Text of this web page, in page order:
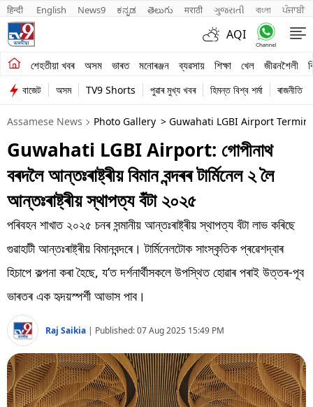
हिन्दी English News9 ಕನ್ನಡ తెలుగు मराठी ગુજરાતી বাংলা ਪੰਜਾਬੀ
AQI
শেহতীয়া খবৰ অসম ভাৰত মনোৰঞ্জন ব্যৱসায় শিক্ষা খেল জীৱনশৈলী
শেহতীয়া খবৰ
অসম
ভাৰত
মনোৰঞ্জন
শিক্ষা
খেল
বিশ্ব
প্ৰযুক্তি
Videos
বাজেট অসম TV9 Shorts পুৱাৰ মুখ্য খবৰ হিমন্ত বিশ্ব শৰ্মা ৰাজনীতি
Assamese News Photo Gallery > Guwahati LGBI Airport
Guwahati LGBI Airport: গোপীনাথ
বৰদলৈ আন্তঃৰাষ্ট্ৰীয় বিমান বন্দৰৰ টাৰ্মিনেল ২ লৈ
আন্তঃৰাষ্ট্ৰীয় স্থাপত্য বঁটা ২০২৫
পৰিবহন শাখাত ২০২৫ চনৰ সন্মানীয় আন্তঃৰাষ্ট্ৰীয় স্থাপত্য বঁটা লাভ কৰিছে
গুৱাহাটী আন্তঃৰাষ্ট্ৰীয় বিমানবন্দৰে। টাৰ্মিনেলটোক সাংস্কৃতিক প্ৰৱেশদ্বাৰ
হিচাপে কল্পনা কৰা হৈছে, য’ত দৰ্শনাৰ্থীসকলে উপস্থিত হোৱাৰ পৰাই উত্তৰ-পূব
ভাৰতৰ এক হৃদয়স্পৰ্শী আভাস পাব।
Raj Saikia | Published:07 Aug 2025 15:49 PM